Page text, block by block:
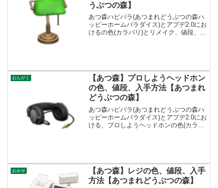
うぶつの森】
あつ森ハピパラ(あつまれどうぶつの森ハ
ッピーホームパラダイス)とアプデ2.0にお
けるの色(カラバリ)とリメイク、値段、種
おんがく
【あつ森】プロしようヘッドホン
の色、値段、入手方法【あつまれ
どうぶつの森】
あつ森ハピパラ(あつまれどうぶつの森ハ
ッピーホームパラダイス)とアプデ2.0にお
ける、プロしようヘッドホンの色(カラバ
おみせ
【あつ森】レジの色、値段、入手
方法【あつまれどうぶつの森】